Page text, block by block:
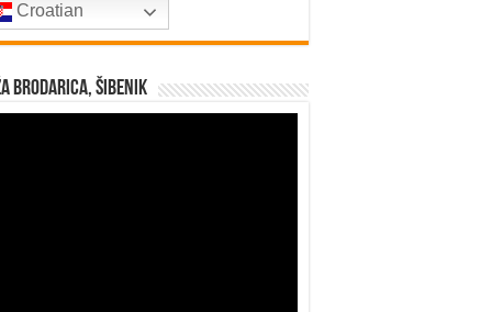
Croatian
Brodarica, Šibenik